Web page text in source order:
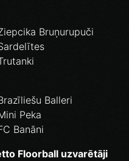
Bruņurupuči
Balleri
Peka
Banāni
Floorball uzvarētāji